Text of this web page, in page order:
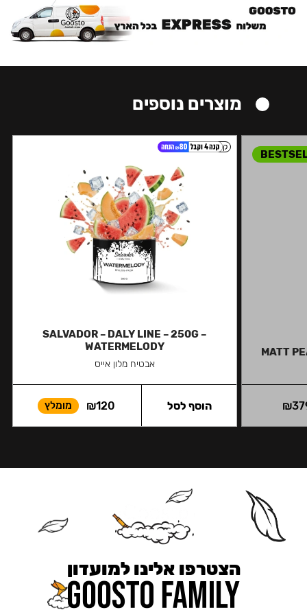
מוצרים נוספים
MATT
₪
קל
SALVADOR – DALY LINE – 250G –
WATERMELODY
אבטיח מלון אייס
₪120 מומלץ הוסף לסל
הצטרפו אלינו למועדון